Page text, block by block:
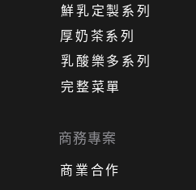
商務專案
商業合作
乳酸樂多系列
厚奶茶系列
鮮乳定製系列
完整菜單